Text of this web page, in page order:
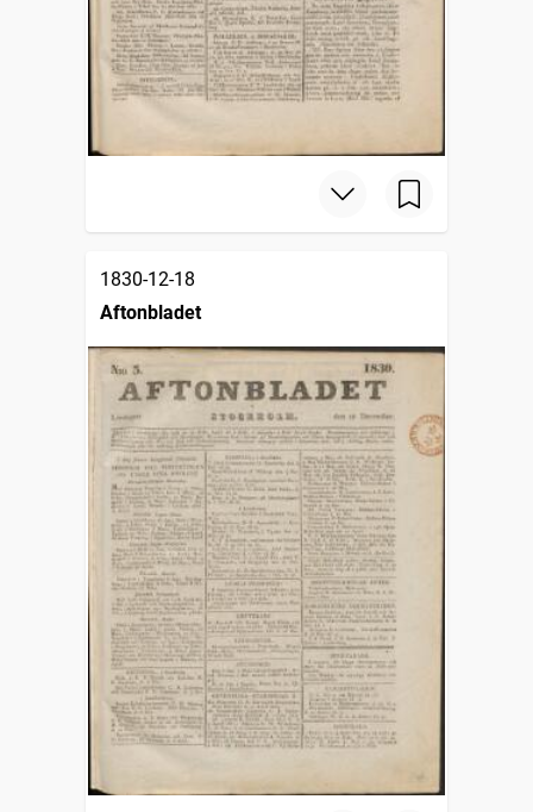
1830-12-18
Aftonbladet